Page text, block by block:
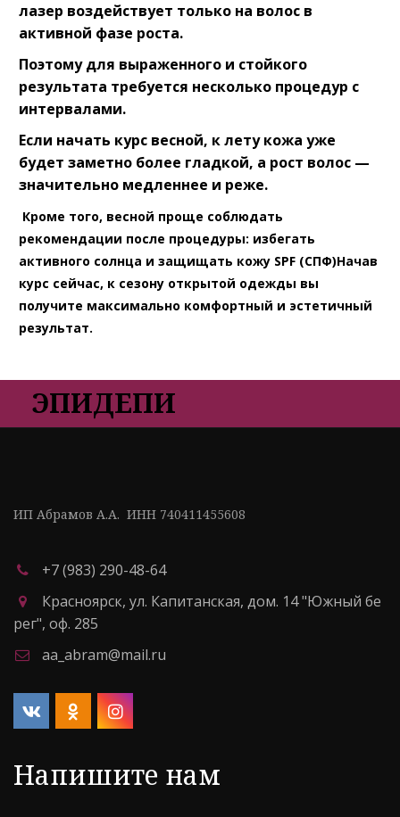
лазер воздействует только на волос в
активной фазе роста.
Поэтому для выраженного и стойкого
результата требуется несколько процедур с
интервалами.
Если начать курс весной, к лету кожа уже
будет заметно более гладкой, а рост волос —
значительно медленнее и реже.
Кроме того, весной проще соблюдать
рекомендации после процедуры: избегать
активного солнца и защищать кожу SPF (СПФ)Начав
курс сейчас, к сезону открытой одежды вы
получите максимально комфортный и эстетичный
результат.
ЭПИДЕПИ
ИП Абрамов А.А.  ИНН 740411455608
+7 (983) 290-48-64
Красноярск, ул. Капитанская, дом. 14 "Южный бе
рег", оф. 285
aa_abram@mail.ru
Напишите нам